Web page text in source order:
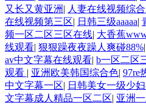
又长又黄亚洲 | 人妻在线视频综合
在线视频第三区| 日韩三级aaaaa|
频一区二区三区在线| 大香蕉
线观看| 狠狠躁夜夜躁人爽碰88%|
av中文字幕在线观看| b一区二区
观看 | 亚洲欧美韩国综合色| 97re
中文字幕一区| 日韩美女一级少
文字幕成人精品一区二区| 亚洲